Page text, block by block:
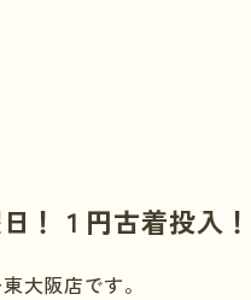
！１円古着投入！
大阪店です。